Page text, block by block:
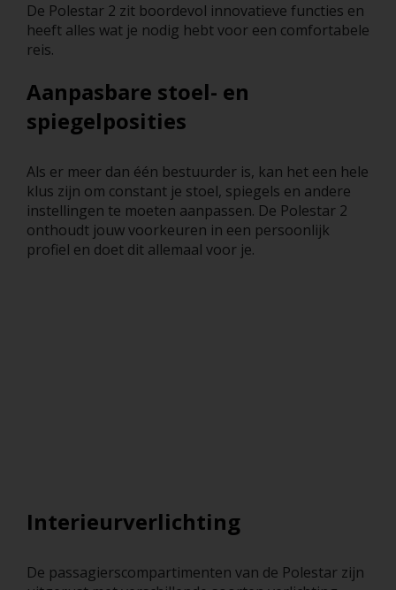
De Polestar 2 zit boordevol innovatieve functies en
heeft alles wat je nodig hebt voor een comfortabele
reis.
Aanpasbare stoel- en
spiegelposities
Als er meer dan één bestuurder is, kan het een hele
klus zijn om constant je stoel, spiegels en andere
instellingen te moeten aanpassen. De Polestar 2
onthoudt jouw voorkeuren in een persoonlijk
profiel en doet dit allemaal voor je.
Interieurverlichting
De passagierscompartimenten van de Polestar zijn